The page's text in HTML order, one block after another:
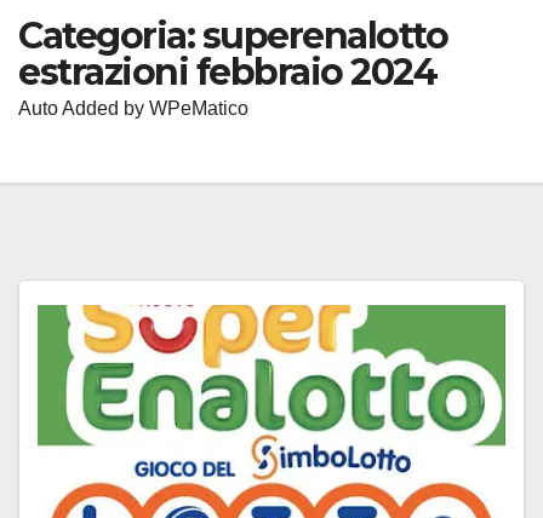
Categoria:superenalotto
estrazioni febbraio 2024
Auto Added by WPeMatico